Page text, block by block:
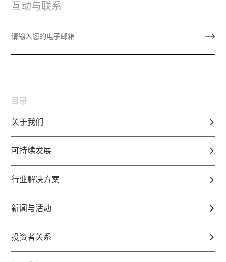
互动与联系
目录
关于我们
可持续发展
行业解决方案
新闻与活动
投资者关系